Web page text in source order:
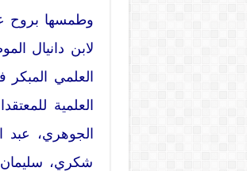
وطمسها بروح
لابن دانيال
العلمي
العلمية
الجوهري،
شكري،